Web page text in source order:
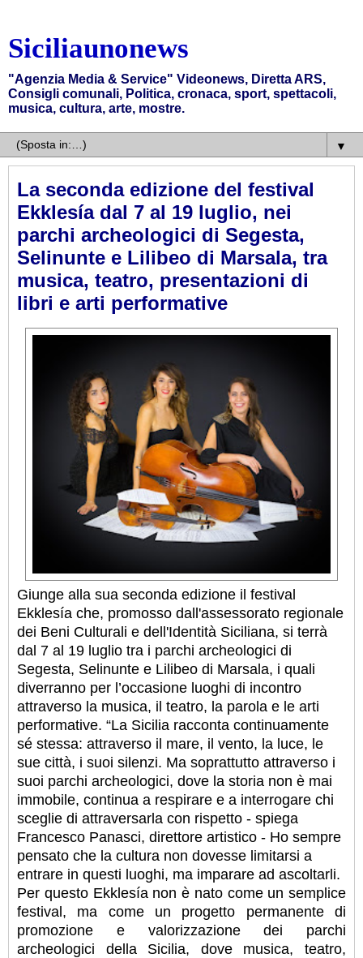
Siciliaunonews
"Agenzia Media & Service" Videonews, Diretta ARS,
Consigli comunali, Politica, cronaca, sport, spettacoli,
musica, cultura, arte, mostre.
▼
La seconda edizione del festival
Ekklesía dal 7 al 19 luglio, nei
parchi archeologici di Segesta,
Selinunte e Lilibeo di Marsala, tra
musica, teatro, presentazioni di
libri e arti performative
Giunge alla sua seconda edizione il festival
Ekklesía che, promosso dall'assessorato regionale
dei Beni Culturali e dell'Identità Siciliana, si terrà
dal 7 al 19 luglio tra i parchi archeologici di
Segesta, Selinunte e Lilibeo di Marsala, i quali
diverranno per l’occasione luoghi di incontro
attraverso la musica, il teatro, la parola e le arti
performative. “La Sicilia racconta continuamente
sé stessa: attraverso il mare, il vento, la luce, le
sue città, i suoi silenzi. Ma soprattutto attraverso i
suoi parchi archeologici, dove la storia non è mai
immobile, continua a respirare e a interrogare chi
sceglie di attraversarla con rispetto - spiega
Francesco Panasci, direttore artistico - Ho sempre
pensato che la cultura non dovesse limitarsi a
entrare in questi luoghi, ma imparare ad ascoltarli.
Per questo Ekklesía non è nato come un semplice
festival, ma come un progetto permanente di
promozione e valorizzazione dei parchi
archeologici della Sicilia, dove musica, teatro,